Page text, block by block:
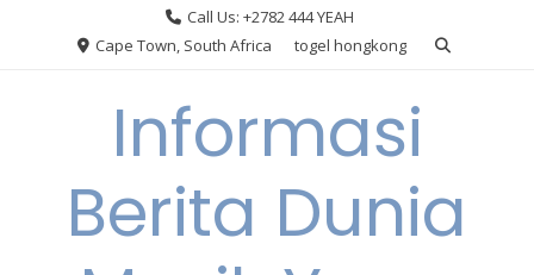
Call Us: +2782 444 YEAH
Cape Town, South Africa
togel hongkong
Informasi
Berita Dunia